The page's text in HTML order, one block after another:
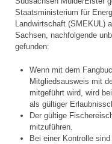
Staatsministerium für
Landwirtschaft (SMEKUL)
Sachsen, nachfolgende
gefunden:
Wenn mit dem
Mitgliedsausweis mit
mitgeführt wird, wird
als gültiger
Der gültige
mitzuführen.
Bei einer Kontrolle